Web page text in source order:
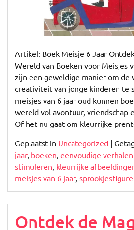
Artikel: Boek Meisje 6 Jaar
Wereld van Boeken voor Meisjes
zijn een geweldige manier om de
creativiteit van jonge kinderen te
meisjes van 6 jaar oud kunnen
wereld vol avontuur, vriendschap
Of het nu gaat om kleurrijke
Geplaatst in Uncategorized |
jaar, boeken, eenvoudige verhalen,
stimuleren, kleurrijke
meisjes van 6 jaar,
Ontdek de